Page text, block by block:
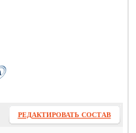
РЕДАКТИРОВАТЬ СОСТАВ